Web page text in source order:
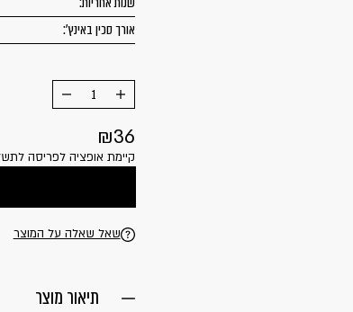
אורך סכין באינץ':
שאל שאלה על המוצר
הוסף
מוצר
החסר
36
קיימת אופציה לפריסה
תיאור מוצר